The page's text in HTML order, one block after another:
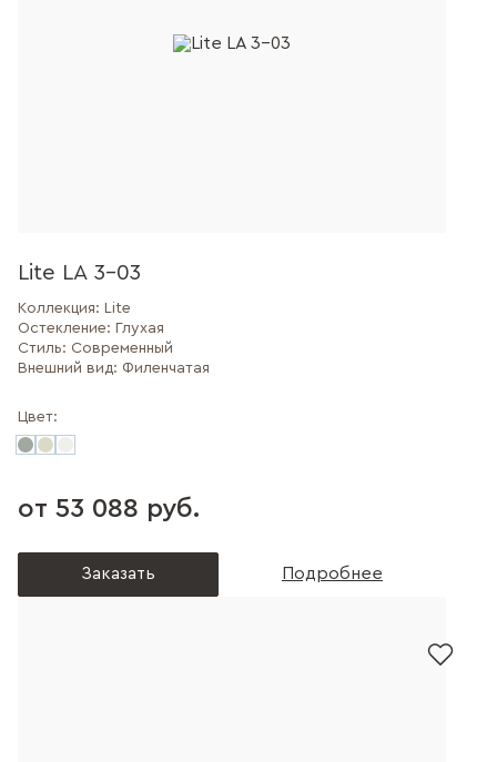
Lite LA 3-03
Коллекция: Lite
Остекление: Глухая
Стиль: Современный
Внешний вид: Филенчатая
Цвет:
от 53 088 руб.
Заказать Подробнее